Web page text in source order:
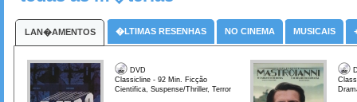
LAN�AMENTOS �LTIMAS RESENHAS NO CINEMA MUSICAIS
DVD
Classicline - 92 Min. Ficção
Cientifica, Suspense/Thriller, Terror